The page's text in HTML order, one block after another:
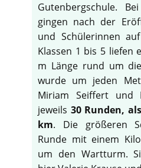
Gutenbergschule.
gingen nach der
und Schülerinnen
Klassen 1 bis 5 liefen
m Länge rund um
wurde um jeden
Miriam Seiffert und
jeweils 30 Runden,
km. Die größeren
Runde mit einem
um den Wartturm.